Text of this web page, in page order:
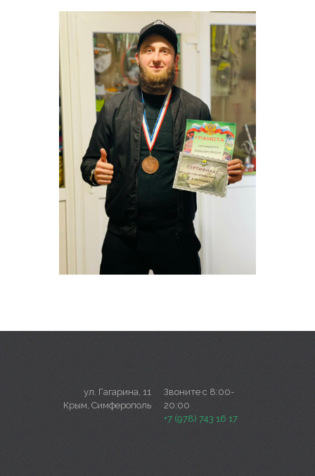
ул. Гагарина, 11
Крым, Симферополь
Звоните с 8:00-
20:00
+7 (978) 743 16 17